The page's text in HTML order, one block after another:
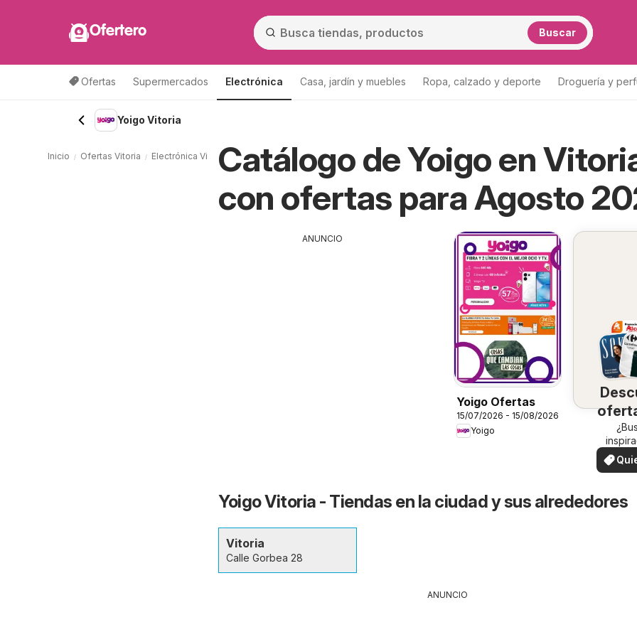
Ofertero Buscar
Ofertas Supermercados Electrónica Casa, jardín y muebles Ropa, calzado y deporte Droguería y
Yoigo Vitoria
Catálogo de Yoigo en
con ofertas para Agosto
ANUNCIO
Yoigo Ofertas
15/07/2026 - 15/08/2026
Yoigo
su
¡Vea
en su
ver
Yoigo Vitoria - Tiendas en la ciudad y sus alrededores
Vitoria
Calle Gorbea 28
ANUNCIO
Inicio Ofertas Vitoria Electrónica Vitoria Yoigo Vitoria